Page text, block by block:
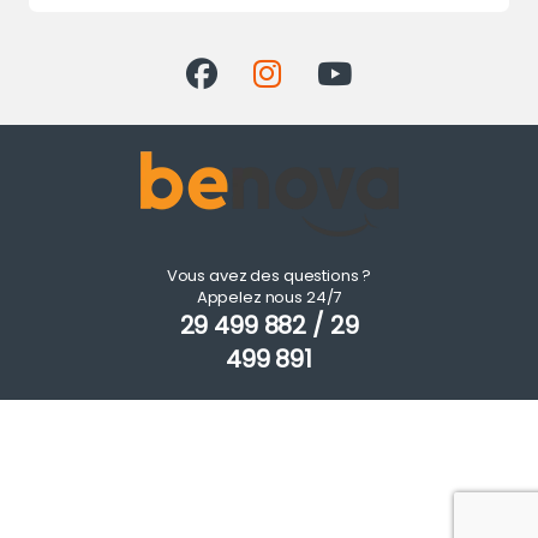
Vous avez des questions ?
Appelez nous 24/7
29 499 882 / 29
499 891